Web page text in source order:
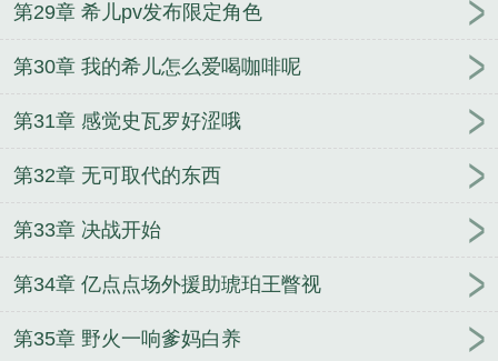
第29章 希儿pv发布限定角色
第30章 我的希儿怎么爱喝咖啡呢
第31章 感觉史瓦罗好涩哦
第32章 无可取代的东西
第33章 决战开始
第34章 亿点点场外援助琥珀王瞥视
第35章 野火一响爹妈白养